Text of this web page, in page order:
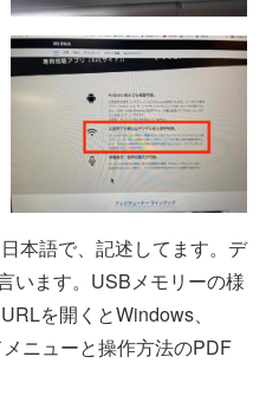
本語で、記述してます。デ
います。USBメモリーの様
を開くとWindows、
ニューと操作方法のPDF